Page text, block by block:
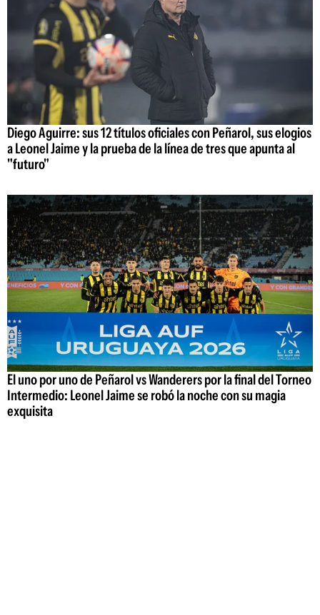
Diego Aguirre: sus 12 títulos oficiales con Peñarol, sus elogios
a Leonel Jaime y la prueba de la línea de tres que apunta al
"futuro"
El uno por uno de Peñarol vs Wanderers por la final del Torneo
Intermedio: Leonel Jaime se robó la noche con su magia
exquisita